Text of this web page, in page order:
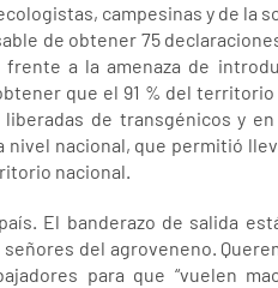
campesinas y de la
de obtener 75
a la amenaza de
que el 91 % del
de transgénicos y
nacional, que permitió
nacional.
El banderazo de salida
del agroveneno.
para que “vuelen